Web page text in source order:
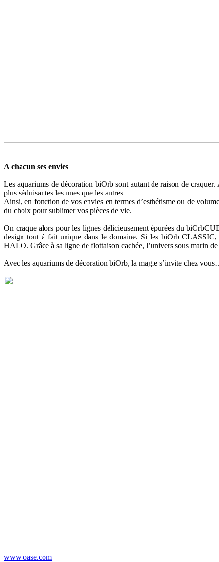
A chacun ses envies
Les aquariums de décoration biOrb sont autant de raison de
plus séduisantes les unes que les autres.
Ainsi, en fonction de vos envies en termes d’esthétisme ou de
du choix pour sublimer vos pièces de vie.
On craque alors pour les lignes délicieusement épurées du
design tout à fait unique dans le domaine. Si les biOrb
HALO. Grâce à sa ligne de flottaison cachée, l’univers sous marin
Avec les aquariums de décoration biOrb, la magie s’invite chez
www.oase.com